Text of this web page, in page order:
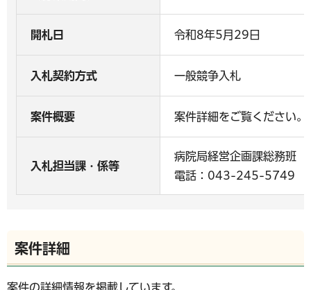
開札日 令和8年5月29日
入札契約方式 一般競争入札
案件概要 案件詳細をご覧ください。
入札担当課・係等
病院局経営企画課総務班
電話：043-245-5749
案件詳細
案件の詳細情報を掲載しています。